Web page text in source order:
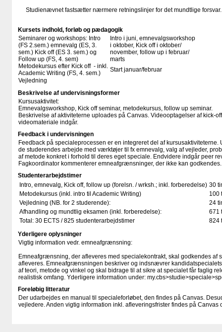
Studienævnet fastsætter nærmere retningslinjer for det mundtlige forsvar.
Kursets indhold, forløb og pædagogik
Seminarer og workshops: Intro
(FS 2.sem.) emnevalg (ES, 3.
sem.) Kick off (ES 3. sem.) og
Follow up (FS, 4. sem)
Intro i juni, emnevalgsworkshop
i oktober, Kick off i oktober/
november, follow up i februar/
marts
Metodekursus efter Kick off - inkl.
Academic Writing (FS, 4. sem.)
Start januar/februar
Vejledning
Beskrivelse af undervisningsformer
Kursusaktivitet:
Emnevalgsworkshop, Kick off seminar, metodekursus, follow up seminar.
Beskrivelse af aktiviteterne uploades på Canvas. Videooptagelser af kick-
videomateriale indgår.
Feedback i undervisningen
Feedback på specialeprocessen er en integreret del af
de studerendes arbejde med værktøjer til fx emnevalg, valg af vejleder,
af metode konkret i forhold til deres eget speciale. Endvidere indgår peer
Fagkoordinator kommenterer emneafgrænsninger, der ikke kan godkendes.
Studenterarbejdstimer
Intro, emnevalg, Kick off, follow up (forelsn. / wrksh.; inkl. forberedelse) 30
Metodekursus (inkl. intro til Academic Writing)
100
Vejledning (NB. for 2 studerende):
24
Afhandling og mundtlig eksamen (inkl. forberedelse):
671
Total: 30 ECTS / 825 studenterarbejdstimer
824
Yderligere oplysninger
Vigtig information vedr. emneafgrænsning:
Emneafgrænsning, der afleveres med specialekontrakt, skal godkendes af
afleveres. Emneafgrænsningen beskriver og indsnævrer
af teori, metode og vinkel og skal bidrage til at sikre at specialet får faglig
realistisk omfang. Yderligere information under:
Foreløbig litteratur
Der udarbejdes en manual til specialeforløbet, den findes på Canvas.
vejledere. Anden vigtig information inkl. afleveringsfrister findes på Canvas